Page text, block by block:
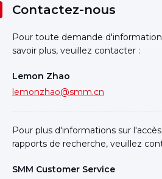
Contactez-nous
Pour toute demande
savoir plus, veuillez contacter :
Lemon Zhao
lemonzhao@smm.cn
Pour plus d'informations sur
rapports de recherche, veuillez
SMM Customer Service